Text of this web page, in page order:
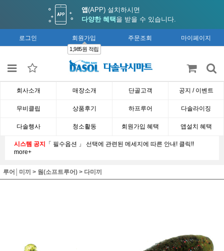
앱(APP) 설치하시면
다양한 혜택 을 받을 수 있습니다.
로그인 회원가입
1,985원 적립
주문조회 마이페이지
회사소개 매장소개 단골고객 공지 / 이벤트
무비클립 상품후기 하프루어 다솔라이징
다솔행사 청소활동 회원가입 혜택 앱설치 혜택
시스템 공지 「 필수옵션 」 선택에 관련된 메세지에 따른 안내! 클릭!!
more+
루어│미끼 > 웜(소프트루어) > 다미끼